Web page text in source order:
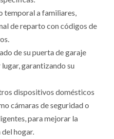
temporal a familiares,
de reparto con códigos de
de su puerta de garaje
garantizando su
dispositivos domésticos
cámaras de seguridad o
para mejorar la
hogar.